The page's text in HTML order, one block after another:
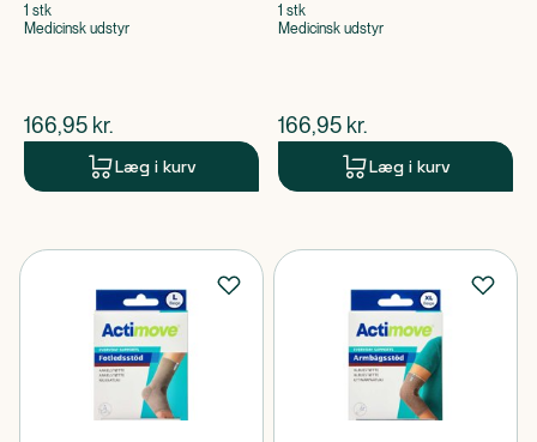
1 stk
Medicinsk udstyr
$nuværende pris
166,95 kr.
Læg i kurv
1 stk
Medicinsk udstyr
$nuværende pris
166,95 kr.
Læg i kurv